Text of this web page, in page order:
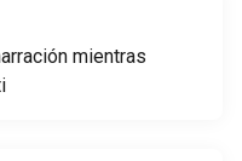
mientras